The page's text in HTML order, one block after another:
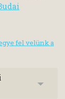
fel velünk a